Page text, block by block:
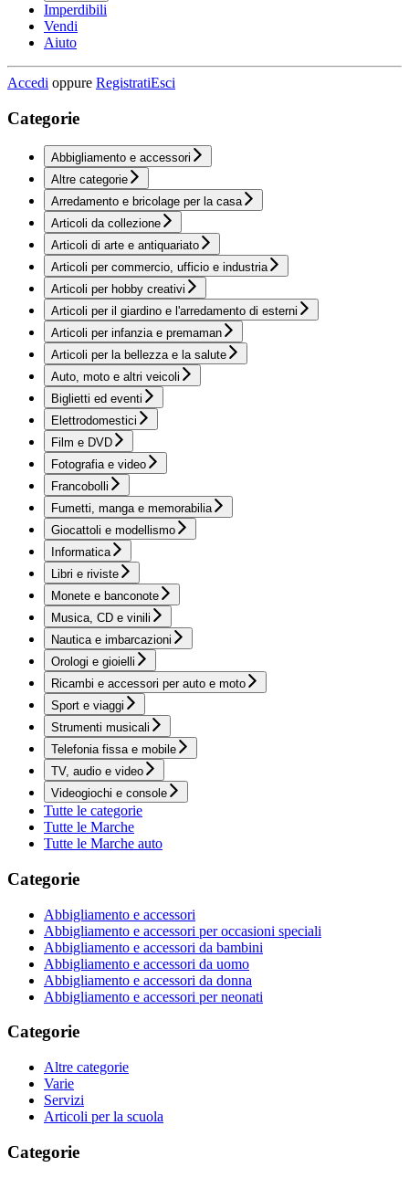
Imperdibili
Vendi
Aiuto
Accedi oppure RegistratiEsci
Categorie
Abbigliamento e accessori
Altre categorie
Arredamento e bricolage per la casa
Articoli da collezione
Articoli di arte e antiquariato
Articoli per commercio, ufficio e industria
Articoli per hobby creativi
Articoli per il giardino e l'arredamento di esterni
Articoli per infanzia e premaman
Articoli per la bellezza e la salute
Auto, moto e altri veicoli
Biglietti ed eventi
Elettrodomestici
Film e DVD
Fotografia e video
Francobolli
Fumetti, manga e memorabilia
Giocattoli e modellismo
Informatica
Libri e riviste
Monete e banconote
Musica, CD e vinili
Nautica e imbarcazioni
Orologi e gioielli
Ricambi e accessori per auto e moto
Sport e viaggi
Strumenti musicali
Telefonia fissa e mobile
TV, audio e video
Videogiochi e console
Tutte le categorie
Tutte le Marche
Tutte le Marche auto
Categorie
Abbigliamento e accessori
Abbigliamento e accessori per occasioni speciali
Abbigliamento e accessori da bambini
Abbigliamento e accessori da uomo
Abbigliamento e accessori da donna
Abbigliamento e accessori per neonati
Categorie
Altre categorie
Varie
Servizi
Articoli per la scuola
Categorie